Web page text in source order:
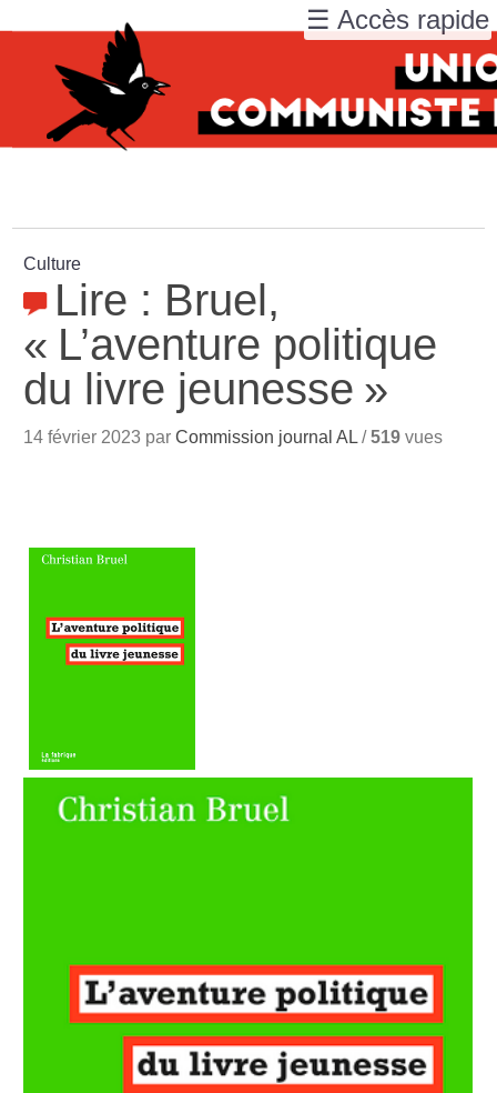
Culture
Lire : Bruel,
« L’aventure politique
du livre jeunesse »
14 février 2023 parCommission journal AL /519 vues
☰ Accès rapide